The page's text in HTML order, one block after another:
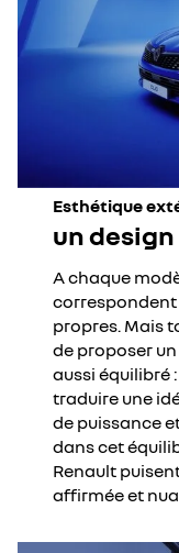
Esthétique
un
A chaque
correspondent
propres. Mais
de proposer
aussi équilibré
traduire une
de puissance
dans cet
Renault
affirmée et